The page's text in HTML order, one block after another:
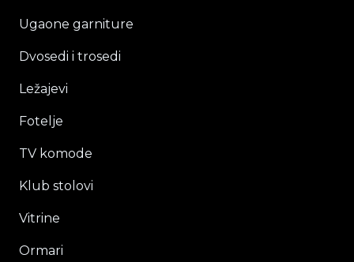
Ugaone garniture
Dvosedi i trosedi
Ležajevi
Fotelje
TV komode
Klub stolovi
Vitrine
Ormari